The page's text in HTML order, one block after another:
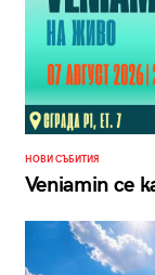
НОВИ СЪБИТИЯ
Veniamin се